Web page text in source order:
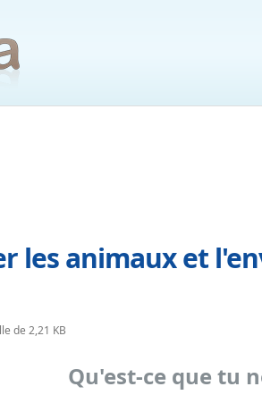
les animaux et
de 2,21 KB
Qu'est-ce que tu